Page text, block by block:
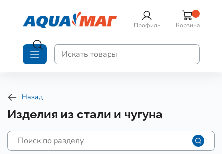
Профиль Корзина
Назад
Изделия из стали и чугуна